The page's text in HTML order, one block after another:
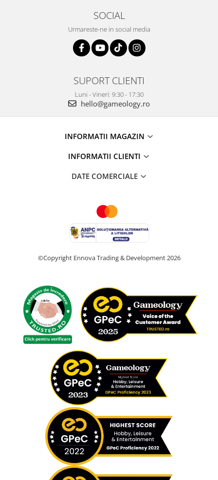
SOCIAL
Urmareste-ne in social media
SUPORT CLIENTI
Luni - Vineri: 9:30 - 17:30
hello@gameology.ro
INFORMATII MAGAZIN
INFORMATII CLIENTI
DATE COMERCIALE
©Copyright Ennova Trading & Development 2026